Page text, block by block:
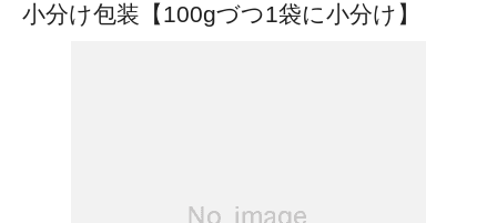
小分け包装【100gづつ1袋に小分け】